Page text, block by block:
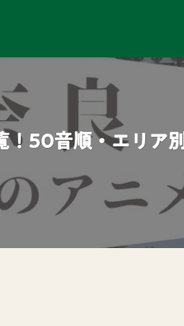
！50音順・エリア別